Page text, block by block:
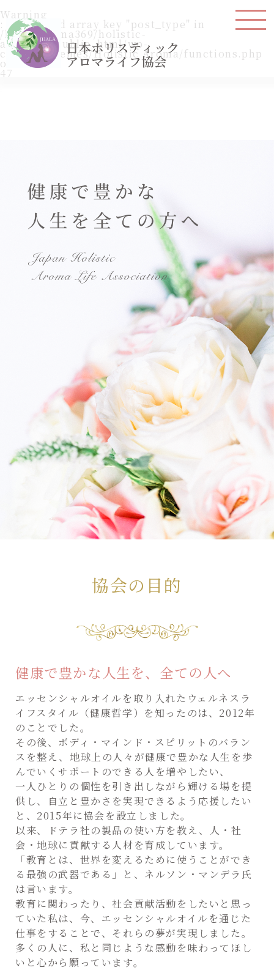
Warning
: Undefined array key "post_type" in
/home/aroma369/holistic-
aroma.jp/public_html/wp-
content/themes/Holistic Aroma/functions.php
on line
47
協会の目的
健康で豊かな人生を、全ての人へ
エッセンシャルオイルを取り入れたウェルネスラ
イフスタイル（健康哲学）を知ったのは、2012年
のことでした。
その後、ボディ・マインド・スピリットのバラン
スを整え、地球上の人々が健康で豊かな人生を歩
んでいくサポートのできる人を増やしたい、
一人ひとりの個性を引き出しながら輝ける場を提
供し、自立と豊かさを実現できるよう応援したい
と、2015年に協会を設立しました。
以来、ドテラ社の製品の使い方を教え、人・社
会・地球に貢献する人材を育成しています。
「教育とは、世界を変えるために使うことができ
る最強の武器である」と、ネルソン・マンデラ氏
は言います。
教育に関わったり、社会貢献活動をしたいと思っ
ていた私は、今、エッセンシャルオイルを通じた
仕事をすることで、それらの夢が実現しました。
多くの人に、私と同じような感動を味わってほし
いと心から願っています。